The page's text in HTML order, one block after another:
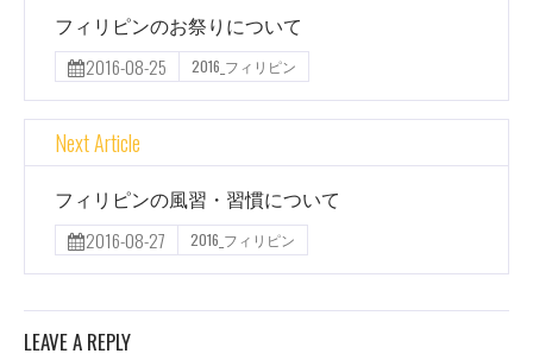
フィリピンのお祭りについて
2016-08-25 2016_フィリピン
Next Article
フィリピンの風習・習慣について
2016-08-27 2016_フィリピン
LEAVE A REPLY